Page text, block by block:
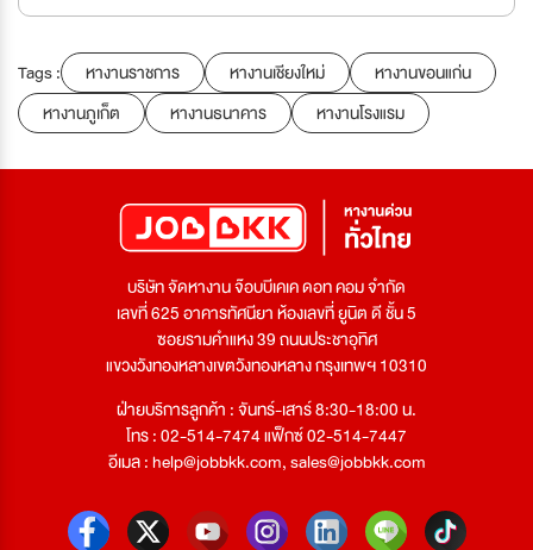
Tags : หางานราชการ หางานเชียงใหม่
หางานขอนแก่น
หางานภูเก็ต
หางานธนาคาร หางานโรงแรม
บริษัท จัดหางาน จ๊อบบีเคเค ดอท คอม จำกัด
เลขที่ 625 อาคารทัศนียา ห้องเลขที่ ยูนิต ดี ชั้น 5
ซอยรามคำแหง 39 ถนนประชาอุทิศ
แขวงวังทองหลางเขตวังทองหลาง กรุงเทพฯ 10310
ฝ่ายบริการลูกค้า : จันทร์-เสาร์ 8:30-18:00 น.
โทร : 02-514-7474 แฟ็กซ์ 02-514-7447
อีเมล :help@jobbkk.com,sales@jobbkk.com